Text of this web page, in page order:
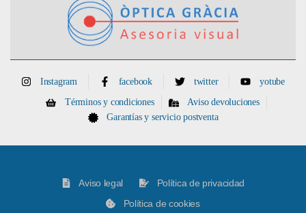
Instagram facebook twitter
yotube
Términos y condiciones
Aviso devoluciones
Garantías y servicio postventa
Aviso legal
Política de privacidad
Política de cookies